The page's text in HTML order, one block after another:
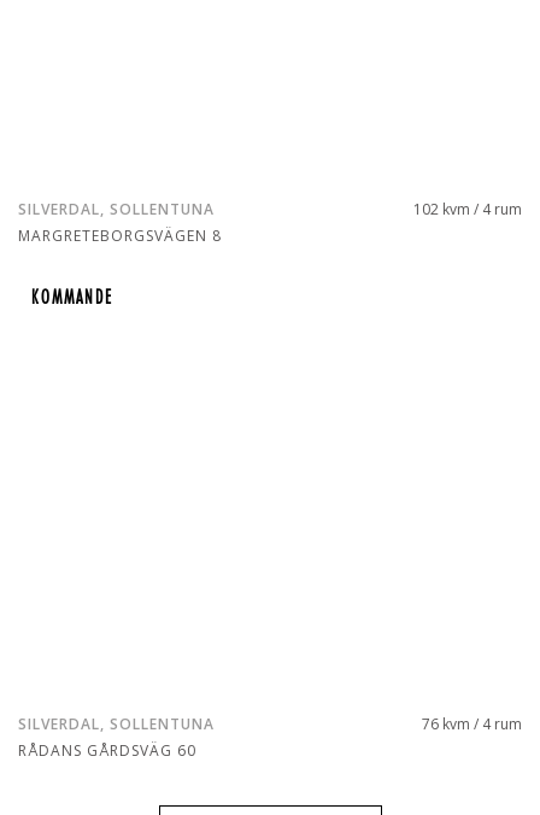
SILVERDAL, SOLLENTUNA
MARGRETEBORGSVÄGEN 8
102 kvm / 4 rum
KOMMANDE
KOMMANDE
SILVERDAL, SOLLENTUNA
RÅDANS GÅRDSVÄG 60
76 kvm / 4 rum